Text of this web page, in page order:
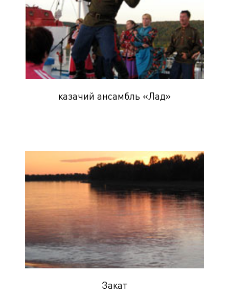
казачий ансамбль «Лад»
Закат